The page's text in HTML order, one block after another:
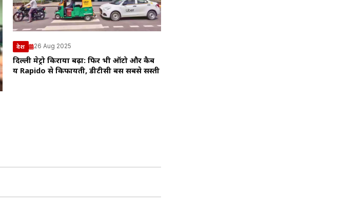
देश 26 Aug 2025
दिल्ली मेट्रो किराया बढ़ा: फिर भी ऑटो और कैब
य Rapido से किफायती, डीटीसी बस सबसे सस्ती